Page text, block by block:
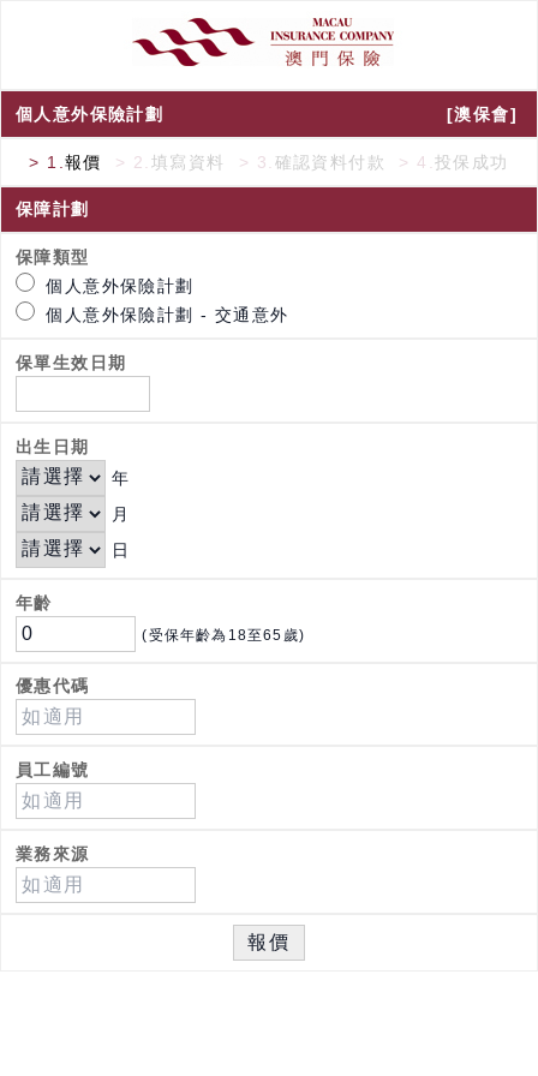
個人意外保險計劃 [澳保會]
> 1.報價 > 2. 填寫資料 > 3. 確認資料付款 > 4. 投保成功
保障計劃
保障類型
個人意外保險計劃
個人意外保險計劃 - 交通意外
保單生效日期
出生日期
年
月
日
年齡
(受保年齡為18至65歲)
優惠代碼
員工編號
業務來源